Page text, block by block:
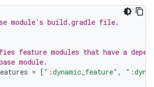
module’s build.gradle file.
feature modules that have a
module.
= [ ":dynamic_feature" ,